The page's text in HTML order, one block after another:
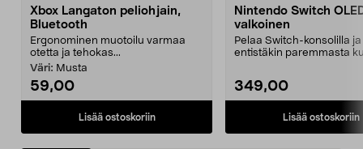
Xbox Langaton peliohjain,
Bluetooth
Ergonominen muotoilu varmaa
otetta ja tehokas...
Väri: Musta
59,00
Lisää ostoskoriin
Nintendo Switch
valkoinen
Pelaa Switch-konsolilla
entistäkin paremmasta
349,00
Lisää ostoskoriin